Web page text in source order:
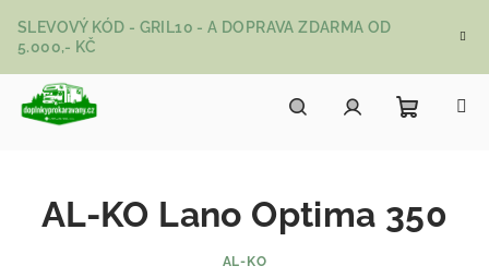
SLEVOVÝ KÓD - GRIL10 - A DOPRAVA ZDARMA OD
5.000,- KČ
AL-KO Lano Optima 350
AL-KO